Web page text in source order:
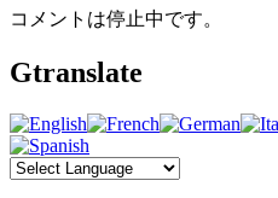
コメントは停止中です。
Gtranslate